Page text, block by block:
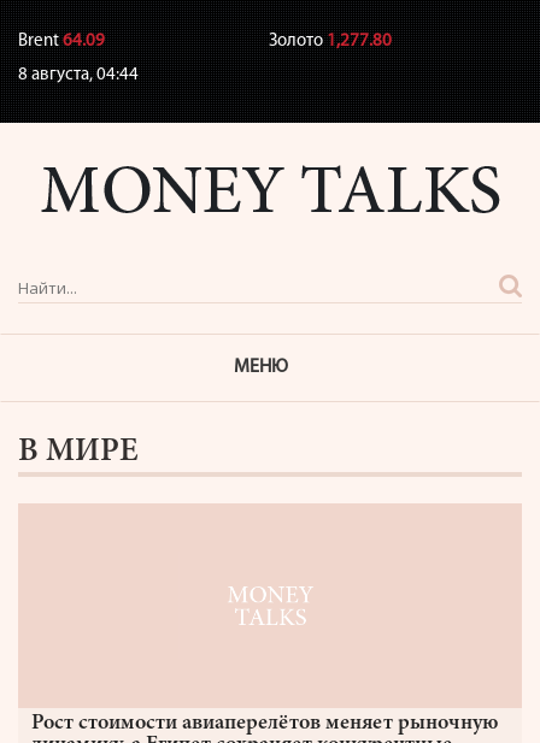
Brent64.09 Золото1,277.80
8 августа,04:44
МЕНЮ
В МИРЕ
Рост стоимости авиаперелётов меняет рыночную